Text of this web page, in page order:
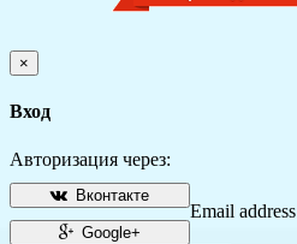
×
Вход
Авторизация через:
Вконтакте
Google+
Email address